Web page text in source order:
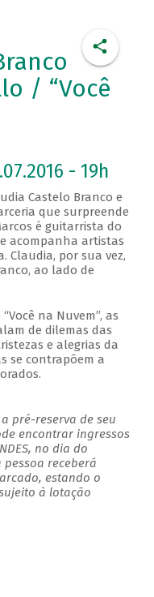
/ “Você
- 19h
Castelo Branco e
que surpreende
é guitarrista do
acompanha artistas
Claudia, por sua vez,
ao lado de
na Nuvem”, as
de dilemas das
e alegrias da
se contrapõem a
pré-reserva de seu
encontrar ingressos
no dia do
receberá
estando o
à lotação